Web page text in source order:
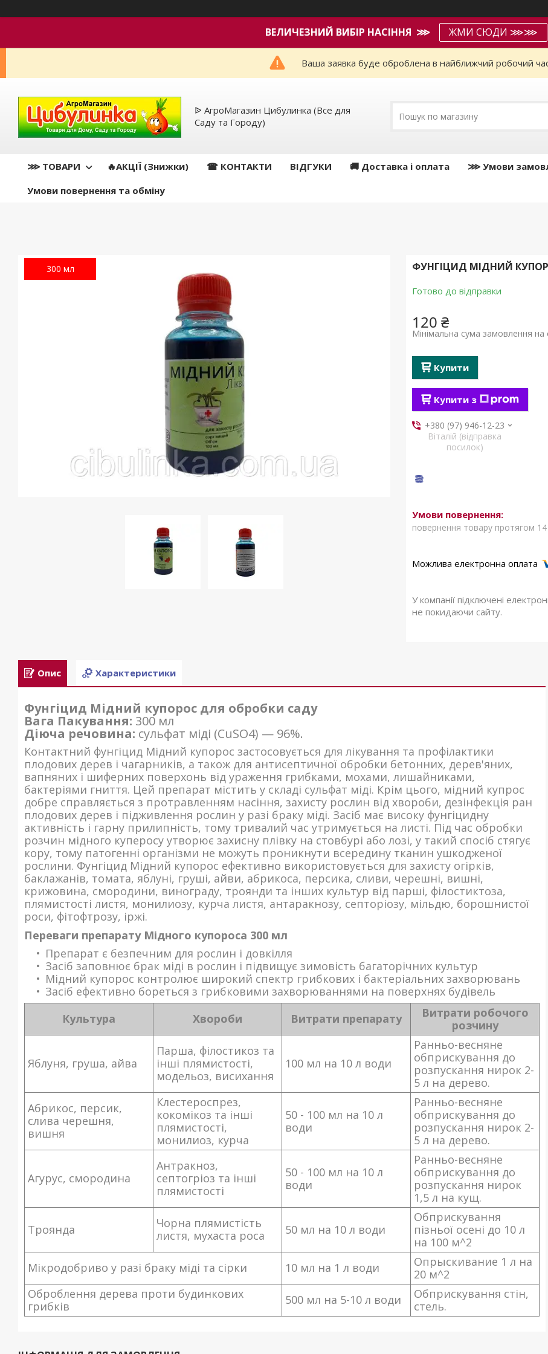
ВЕЛИЧЕЗНИЙ ВИБІР НАСІННЯ ⋙ ЖМИ СЮДИ ⋙⋙
Ваша заявка буде оброблена в найближчий робочий
ᐉ АгроМагазин Цибулинка (Все для
Саду та Городу)
⋙ ТОВАРИ 🔥АКЦІЇ (Знижки) ☎ КОНТАКТИ ВІДГУКИ 🚚 Доставка і оплата ⋙ Умови
Умови повернення та обміну
300 мл ФУНГІЦИД МІДНИЙ
Готово до відправки
120 ₴
Мінімальна сума замовлення
Купити
Купити з
+380 (97) 946-12-23
Віталій (відправка
посилок)
повернення товару протягом 14
У компанії підключені
не покидаючи сайту.
Опис Характеристики
Фунгіцид Мідний купорос для обробки саду
Вага Пакування: 300 мл
Діюча речовина: сульфат міді (CuSO4) — 96%.
Контактний фунгіцид Мідний купорос застосовується для лікування та профілактики
плодових дерев і чагарників, а також для антисептичної обробки бетонних, дерев'яних,
вапняних і шиферних поверхонь від ураження грибками, мохами, лишайниками,
бактеріями гниття. Цей препарат містить у складі сульфат міді. Крім цього, мідний купрос
добре справляється з протравленням насіння, захисту рослин від хвороби, дезінфекція ран
плодових дерев і підживлення рослин у разі браку міді. Засіб має високу фунгіцидну
активність і гарну прилипність, тому тривалий час утримується на листі. Під час обробки
розчин мідного куперосу утворює захисну плівку на стовбурі або лозі, у такий спосіб стягує
кору, тому патогенні організми не можуть проникнути всередину тканин ушкодженої
рослини. Фунгіцид Мідний купорос ефективно використовується для захисту огірків,
баклажанів, томата, яблуні, груші, айви, абрикоса, персика, сливи, черешні, вишні,
крижовина, смородини, винограду, троянди та інших культур від парші, філостиктоза,
плямистості листя, монилиозу, курча листя, антаракнозу, септоріозу, мільдю, борошнистої
роси, фітофтрозу, іржі.
Переваги препарату Мідного купороса 300 мл
Препарат є безпечним для рослин і довкілля
Засіб заповнює брак міді в рослин і підвищує зимовість багаторічних культур
Мідний купорос контролює широкий спектр грибкових і бактеріальних захворювань
Засіб ефективно бореться з грибковими захворюваннями на поверхнях будівель
Культура
Хвороби Витрати препарату
Витрати робочого
розчину
Яблуня, груша, айва
Парша, філостикоз та
інші плямистості,
модельоз, висихання
100 мл на 10 л води
Ранньо-весняне
обприскування до
розпускання нирок 2-
5 л на дерево.
Абрикос, персик,
слива черешня,
вишня
Клестероспрез,
кокомікоз та інші
плямистості,
монилиоз, курча
50 - 100 мл на 10 л
води
Ранньо-весняне
обприскування до
розпускання нирок 2-
5 л на дерево.
Агурус, смородина
Антракноз,
септогріоз та інші
плямистості
50 - 100 мл на 10 л
води
Ранньо-весняне
обприскування до
розпускання нирок
1,5 л на кущ.
Троянда
Чорна плямистість
листя, мухаста роса
50 мл на 10 л води
Обприскування
пізньої осені до 10 л
на 100 м^2
Мікродобриво у разі браку міді та сірки
10 мл на 1 л води
Опрыскивание 1 л на
20 м^2
Оброблення дерева проти будинкових
грибків
500 мл на 5-10 л води
Обприскування стін,
стель.